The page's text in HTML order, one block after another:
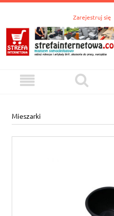
Zarejestruj się
Mieszarki